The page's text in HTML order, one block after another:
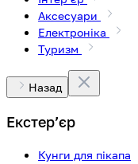
Аксесуари
Електроніка
Туризм
Назад
Екстерʼєр
Кунги для пікапа